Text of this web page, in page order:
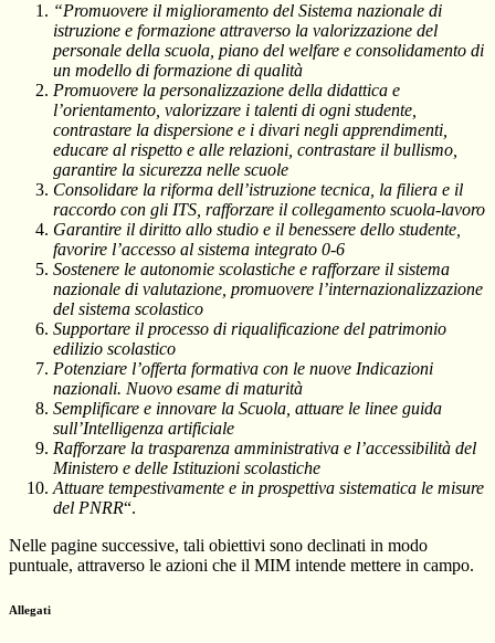
“Promuovere il miglioramento del Sistema nazionale di
istruzione e formazione attraverso la valorizzazione del
personale della scuola, piano del welfare e consolidamento di
un modello di formazione di qualità
Promuovere la personalizzazione della didattica e
l’orientamento, valorizzare i talenti di ogni studente,
contrastare la dispersione e i divari negli apprendimenti,
educare al rispetto e alle relazioni, contrastare il bullismo,
garantire la sicurezza nelle scuole
Consolidare la riforma dell’istruzione tecnica, la filiera e il
raccordo con gli ITS, rafforzare il collegamento scuola-lavoro
Garantire il diritto allo studio e il benessere dello studente,
favorire l’accesso al sistema integrato 0-6
Sostenere le autonomie scolastiche e rafforzare il sistema
nazionale di valutazione, promuovere l’internazionalizzazione
del sistema scolastico
Supportare il processo di riqualificazione del patrimonio
edilizio scolastico
Potenziare l’offerta formativa con le nuove Indicazioni
nazionali. Nuovo esame di maturità
Semplificare e innovare la Scuola, attuare le linee guida
sull’Intelligenza artificiale
Rafforzare la trasparenza amministrativa e l’accessibilità del
Ministero e delle Istituzioni scolastiche
Attuare tempestivamente e in prospettiva sistematica le misure
del PNRR“.
Nelle pagine successive, tali obiettivi sono declinati in modo
puntuale, attraverso le azioni che il MIM intende mettere in campo.
Allegati